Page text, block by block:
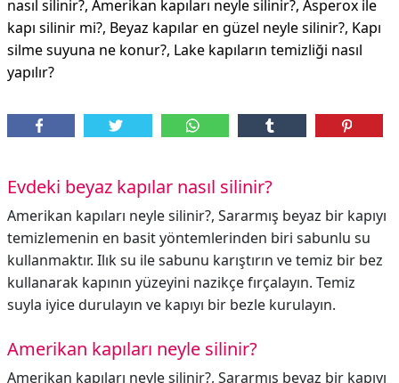
nasıl silinir?, Amerikan kapıları neyle silinir?, Asperox ile
kapı silinir mi?, Beyaz kapılar en güzel neyle silinir?, Kapı
silme suyuna ne konur?, Lake kapıların temizliği nasıl
yapılır?
Evdeki beyaz kapılar nasıl silinir?
Amerikan kapıları neyle silinir?, Sararmış beyaz bir kapıyı
temizlemenin en basit yöntemlerinden biri sabunlu su
kullanmaktır. Ilık su ile sabunu karıştırın ve temiz bir bez
kullanarak kapının yüzeyini nazikçe fırçalayın. Temiz
suyla iyice durulayın ve kapıyı bir bezle kurulayın.
Amerikan kapıları neyle silinir?
Amerikan kapıları neyle silinir?, Sararmış beyaz bir kapıyı